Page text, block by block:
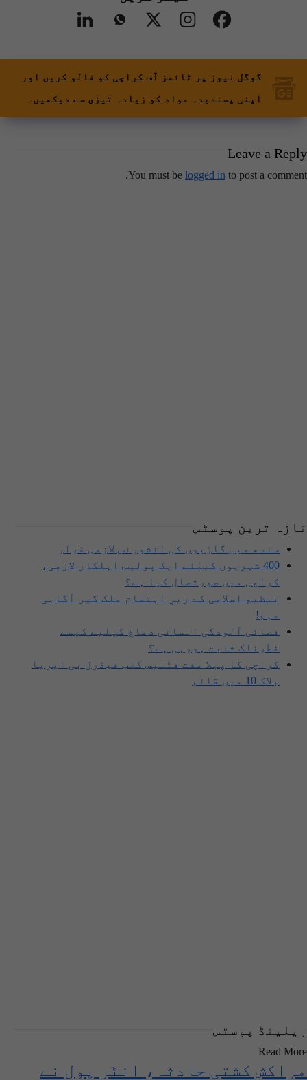
گوگل نیوز پر ٹائمز آف کراچی کو فالو کریں اور
اپنی پسندیدہ مواد کو زیادہ تیزی سے دیکھیں۔
Leave a Reply
You must be logged in to post a comment.
تازہ ترین پوسٹس
سندھ میں گاڑیوں کی انشورنس لازمی قرار
400 شہریوں کیلئے ایک پولیس اہلکار لازمی،
کراچی میں صورتحال کیا ہے؟
تنظیم اسلامی کے زیرِ اہتمام ملک گیر آگاہی
مہم!
فضائی آلودگی انسانی دماغ کیلیے کیسے
خطرناک ثابت ہورہی ہے؟
کراچی کا پہلا مفت فٹنیس کلب فیڈرل بی ایریا
بلاک 10 میں قائم
ریلیٹڈ پوسٹس
Read More
مراکش کشتی حادثہ، انٹر پول نے